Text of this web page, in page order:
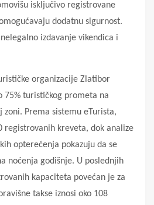
isključivo registrovane
dodatnu sigurnost.
izdavanje vikendica i
organizacije Zlatibor
75% turističkog prometa na
Prema sistemu eTurista,
registrovanih kreveta, dok analize
opterećenja pokazuju da se
noćenja godišnje. U poslednjih
kapaciteta povećan je za
takse iznosi oko 108